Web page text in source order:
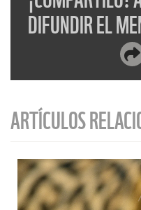
DIFUNDIR EL
ARTÍCULOS